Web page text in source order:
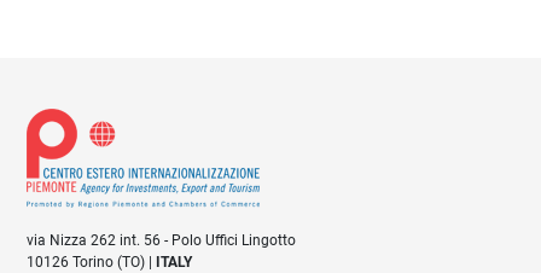
via Nizza 262 int. 56 - Polo Uffici Lingotto
10126 Torino (TO) |
ITALY